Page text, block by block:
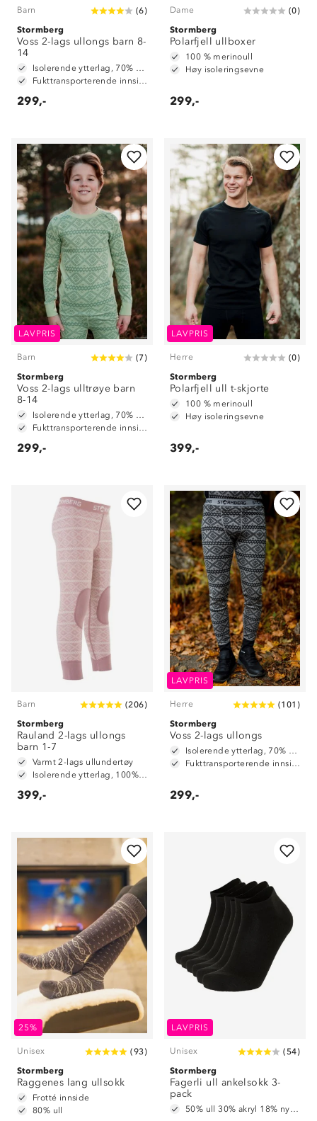
Barn (6)
Stormberg
Voss 2-lags ullongs barn 8-
14
Isolerende ytterlag, 70% merinoull / 30% polyester
Fukttransporterende innside, 100% polyester
299,-
Dame (0)
Stormberg
Polarfjell ullboxer
100 % merinoull
Høy isoleringsevne
299,-
LAVPRIS
Barn (7)
Stormberg
Voss 2-lags ulltrøye barn
8-14
Isolerende ytterlag, 70% merinoull / 30% polyester
Fukttransporterende innside, 100% polyester
299,-
LAVPRIS
Herre (0)
Stormberg
Polarfjell ull t-skjorte
100 % merinoull
Høy isoleringsevne
399,-
Barn (206)
Stormberg
Rauland 2-lags ullongs
barn 1-7
Varmt 2-lags ullundertøy
Isolerende ytterlag, 100% merinoull
399,-
LAVPRIS
Herre (101 )
Stormberg
Voss 2-lags ullongs
Isolerende ytterlag, 70% merinoull / 30% polyester
Fukttransporterende innside, 100% polyester
299,-
25%
Unisex (93)
Stormberg
Raggenes lang ullsokk
Frotté innside
80% ull
LAVPRIS
Unisex (54)
Stormberg
Fagerli ull ankelsokk 3-
pack
50% ull 30% akryl 18% nylon 2% spandex